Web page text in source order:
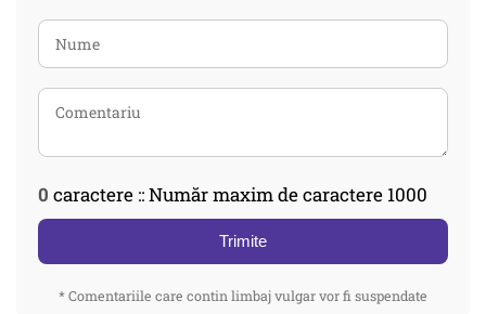
0 caractere :: Număr maxim de caractere 1000
Trimite
* Comentariile care contin limbaj vulgar vor fi suspendate